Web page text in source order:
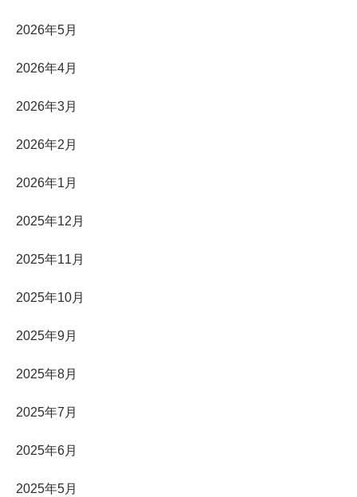
2026年5月
2026年4月
2026年3月
2026年2月
2026年1月
2025年12月
2025年11月
2025年10月
2025年9月
2025年8月
2025年7月
2025年6月
2025年5月